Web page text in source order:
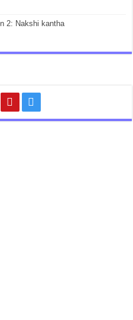
2: Nakshi kantha